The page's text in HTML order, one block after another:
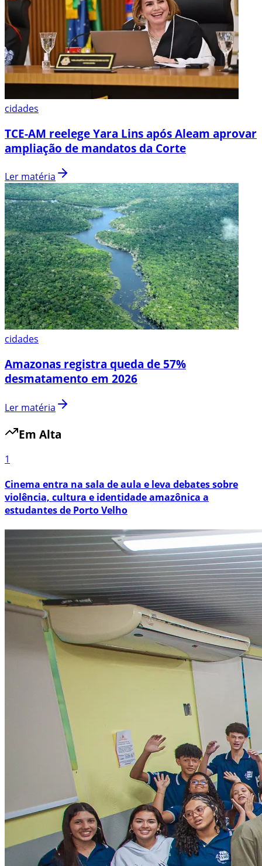
cidades
TCE-AM reelege Yara Lins após Aleam aprovar
ampliação de mandatos da Corte
Ler matéria
cidades
Amazonas registra queda de 57%
desmatamento em 2026
Ler matéria
Em Alta
1
Cinema entra na sala de aula e leva debates sobre
violência, cultura e identidade amazônica a
estudantes de Porto Velho